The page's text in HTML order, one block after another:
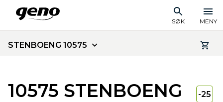
SØK MENY
STENBOENG 10575
10575 STENBOENG -25